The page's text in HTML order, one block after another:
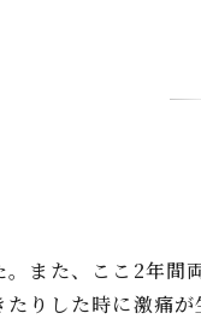
。また、ここ2年間
りした時に激痛